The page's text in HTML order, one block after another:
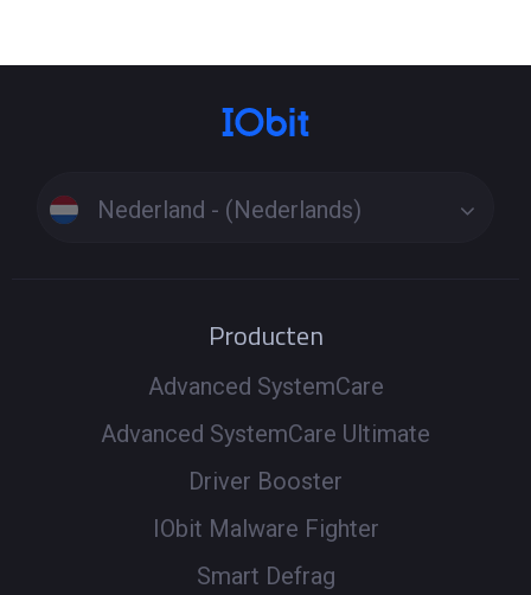
Nederland - (Nederlands)
Producten
Advanced SystemCare
Advanced SystemCare Ultimate
Driver Booster
IObit Malware Fighter
Smart Defrag